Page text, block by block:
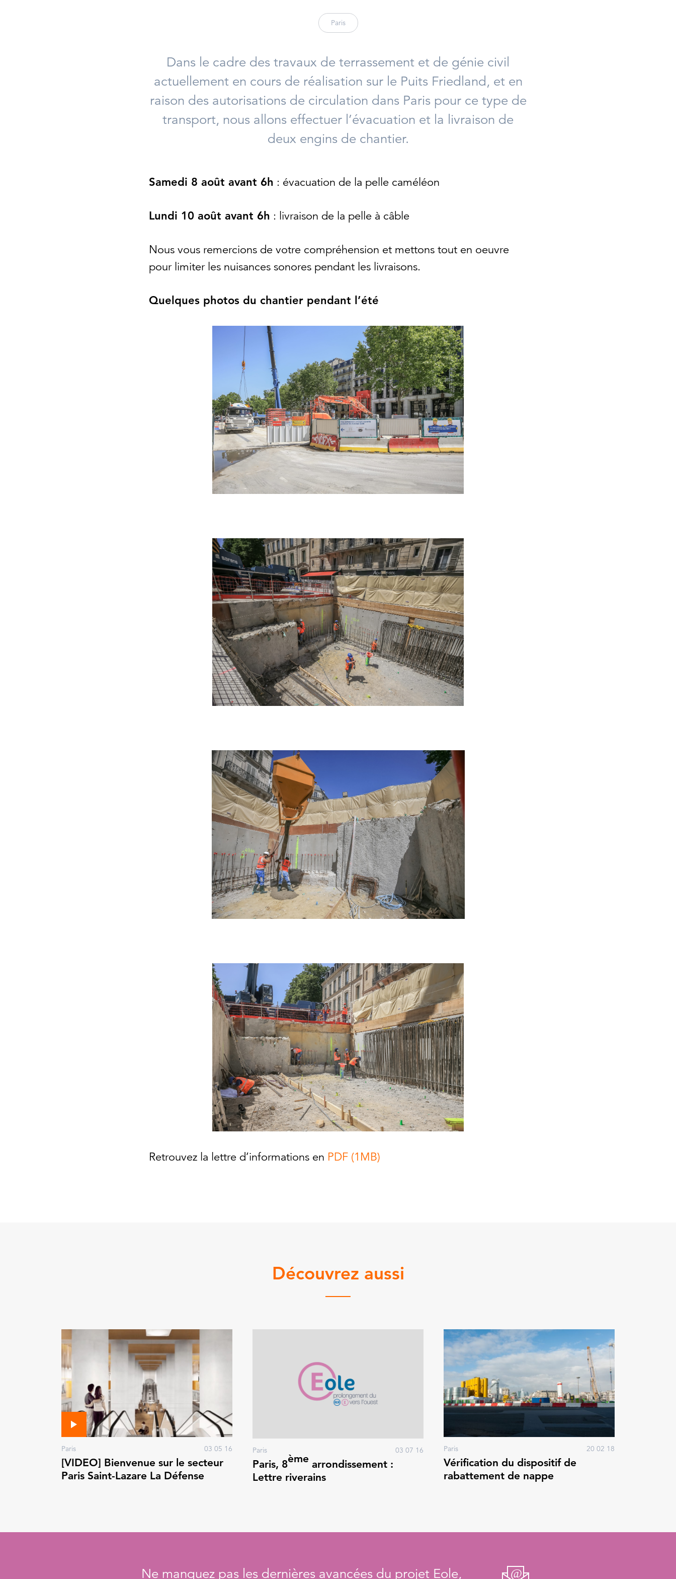
Paris
Dans le cadre des travaux de terrassement et de génie civil
actuellement en cours de réalisation sur le Puits Friedland, et en
raison des autorisations de circulation dans Paris pour ce type de
transport, nous allons effectuer l’évacuation et la livraison de
deux engins de chantier.
Samedi 8 août avant 6h : évacuation de la pelle caméléon
Lundi 10 août avant 6h : livraison de la pelle à câble
Nous vous remercions de votre compréhension et mettons tout en oeuvre
pour limiter les nuisances sonores pendant les livraisons.
Quelques photos du chantier pendant l’été
Retrouvez la lettre d’informations en PDF (1MB)
Découvrez aussi
Paris 03 05 16
[VIDEO] Bienvenue sur le secteur
Paris Saint-Lazare La Défense
Paris 03 07 16
Paris, 8èmearrondissement :
Lettre riverains
Paris 20 02 18
Vérification du dispositif de
rabattement de nappe
Ne manquez pas les dernières avancées du projet Eole,